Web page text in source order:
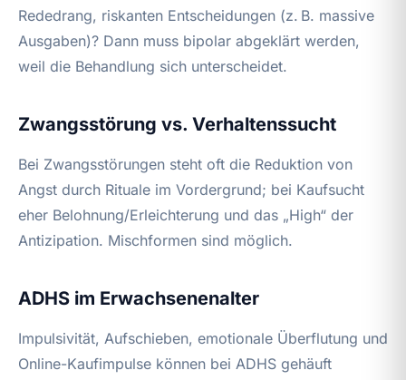
Rededrang, riskanten Entscheidungen (z. B. massive
Ausgaben)? Dann muss bipolar abgeklärt werden,
weil die Behandlung sich unterscheidet.
Zwangsstörung vs. Verhaltenssucht
Bei Zwangsstörungen steht oft die Reduktion von
Angst durch Rituale im Vordergrund; bei Kaufsucht
eher Belohnung/Erleichterung und das „High“ der
Antizipation. Mischformen sind möglich.
ADHS im Erwachsenenalter
Impulsivität, Aufschieben, emotionale Überflutung und
Online-Kaufimpulse können bei ADHS gehäuft